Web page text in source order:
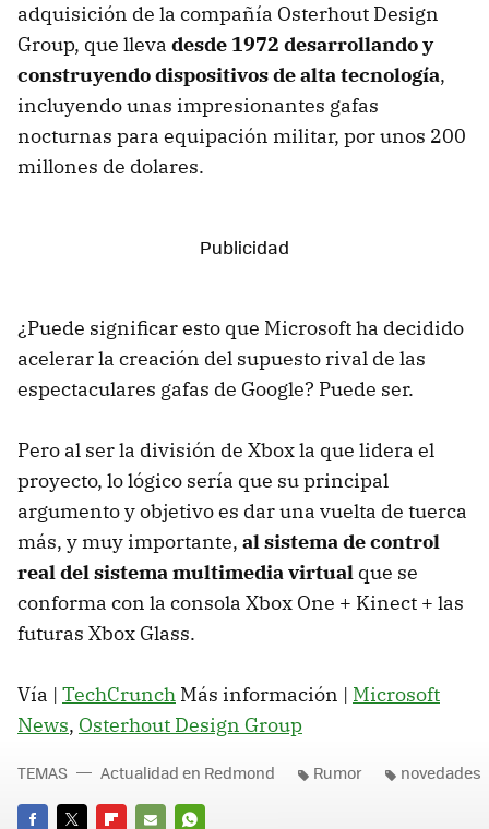
adquisición de la compañía Osterhout Design
Group, que lleva desde 1972 desarrollando y
construyendo dispositivos de alta tecnología,
incluyendo unas impresionantes gafas
nocturnas para equipación militar, por unos 200
millones de dolares.
¿Puede significar esto que Microsoft ha decidido
acelerar la creación del supuesto rival de las
espectaculares gafas de Google? Puede ser.
Pero al ser la división de Xbox la que lidera el
proyecto, lo lógico sería que su principal
argumento y objetivo es dar una vuelta de tuerca
más, y muy importante, al sistema de control
real del sistema multimedia virtual que se
conforma con la consola Xbox One + Kinect + las
futuras Xbox Glass.
Vía | TechCrunch Más información | Microsoft
News, Osterhout Design Group
TEMAS Actualidad en Redmond Rumor novedades